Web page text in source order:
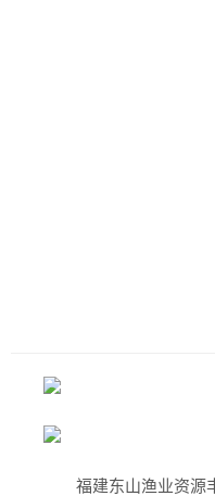
福建东山渔业资源丰